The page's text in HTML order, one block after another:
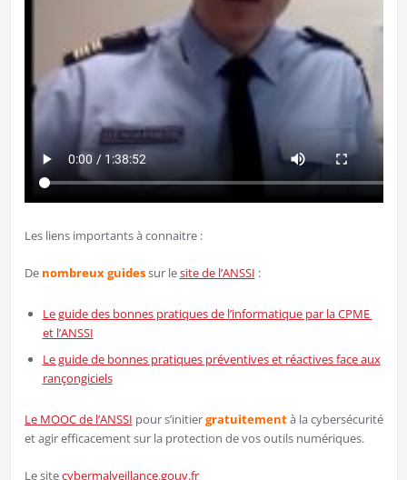
Les liens importants à connaitre :
De nombreux guidessur lesite de l’ANSSI :
Le guide des bonnes pratiques de l’informatique par la CPME
et l’ANSSI
Le guide de bonnes pratiques préventives et réactives face aux
rançongiciels
Le MOOC de l’ANSSI pour s’initiergratuitementà la cybersécurité
et agir efficacement sur la protection de vos outils numériques.
Le sitecybermalveillance.gouv.fr